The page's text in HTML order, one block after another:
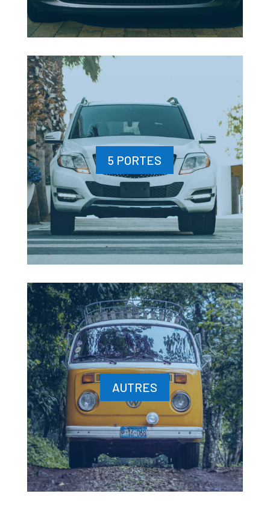
5 PORTES
AUTRES